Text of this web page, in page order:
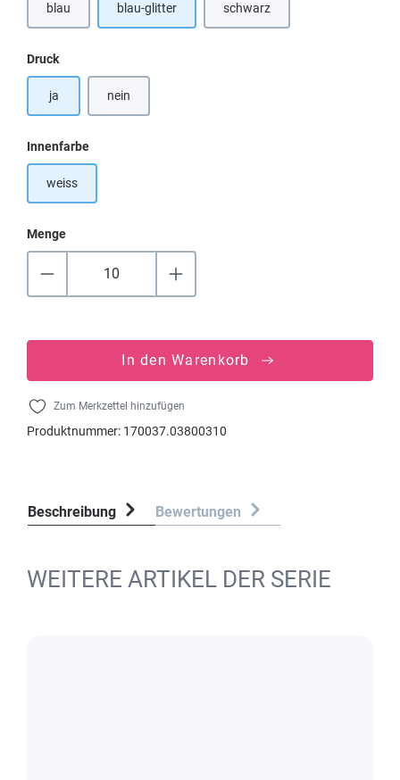
blau blau-glitter schwarz
Druckauswählen
ja nein
Innenfarbeauswählen
weiss
Menge
In den Warenkorb
Zum Merkzettel hinzufügen
Produktnummer: 170037.03800310
Beschreibung Bewertungen
WEITERE ARTIKEL DER SERIE